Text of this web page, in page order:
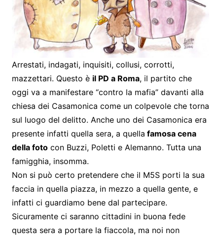
Arrestati, indagati, inquisiti, collusi, corrotti,
mazzettari. Questo è il PD a Roma, il partito che
oggi va a manifestare “contro la mafia” davanti alla
chiesa dei Casamonica come un colpevole che torna
sul luogo del delitto. Anche uno dei Casamonica era
presente infatti quella sera, a quella famosa cena
della fotocon Buzzi, Poletti e Alemanno. Tutta una
famigghia, insomma.
Non si può certo pretendere che il M5S porti la sua
faccia in quella piazza, in mezzo a quella gente, e
infatti ci guardiamo bene dal partecipare.
Sicuramente ci saranno cittadini in buona fede
questa sera a portare la fiaccola, ma noi non